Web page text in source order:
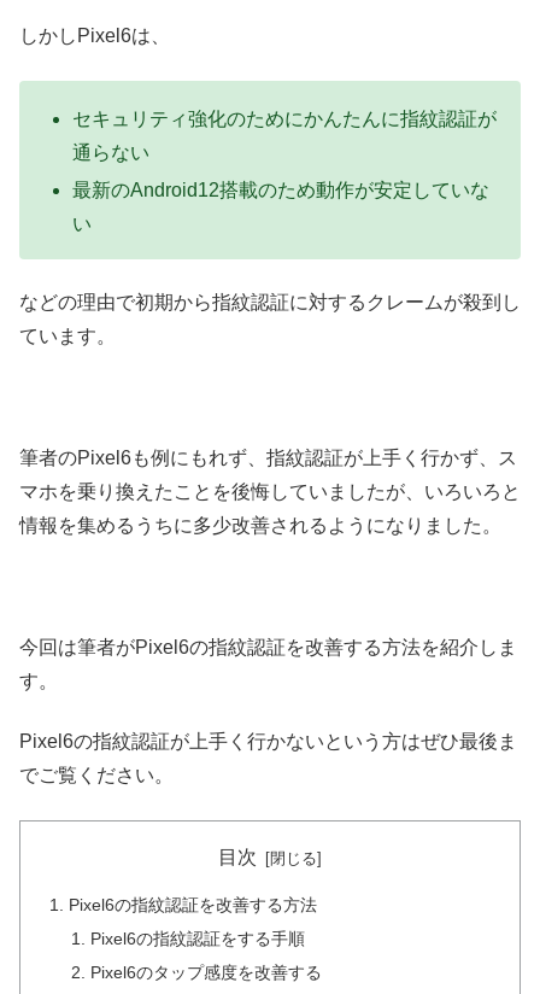
しかしPixel6は、
セキュリティ強化のためにかんたんに指紋認証が
通らない
最新のAndroid12搭載のため動作が安定していな
い
などの理由で初期から指紋認証に対するクレームが殺到し
ています。
筆者のPixel6も例にもれず、指紋認証が上手く行かず、ス
マホを乗り換えたことを後悔していましたが、いろいろと
情報を集めるうちに多少改善されるようになりました。
今回は筆者がPixel6の指紋認証を改善する方法を紹介しま
す。
Pixel6の指紋認証が上手く行かないという方はぜひ最後ま
でご覧ください。
目次
Pixel6の指紋認証を改善する方法
Pixel6の指紋認証をする手順
Pixel6のタップ感度を改善する